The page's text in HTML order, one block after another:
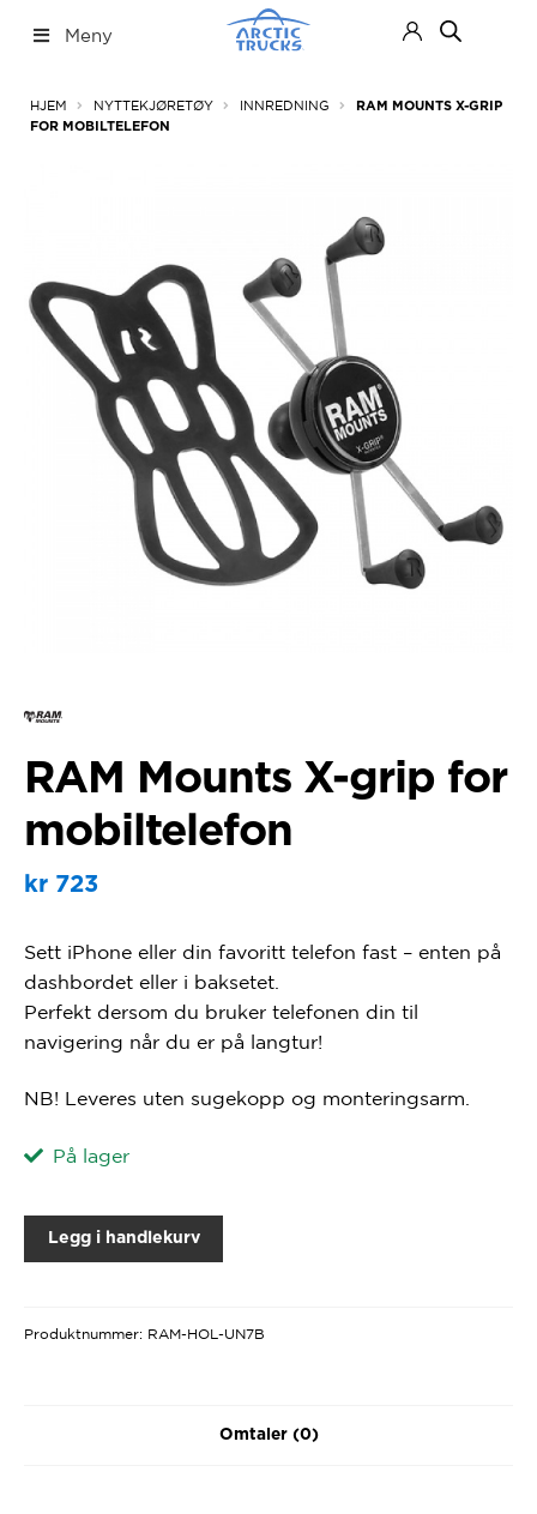
til
til
Meny
ut
HJEM NYTTEKJØRETØY INNREDNING
RAM MOUNTS X-GRIP
FOR MOBILTELEFON
RAM Mounts X-grip for
mobiltelefon
kr723
Sett iPhone eller din favoritt telefon fast – enten på
dashbordet eller i baksetet.
Perfekt dersom du bruker telefonen din til
navigering når du er på langtur!
NB! Leveres uten sugekopp og monteringsarm.
På lager
Legg i handlekurv
Produktnummer: RAM-HOL-UN7B
Omtaler (0)